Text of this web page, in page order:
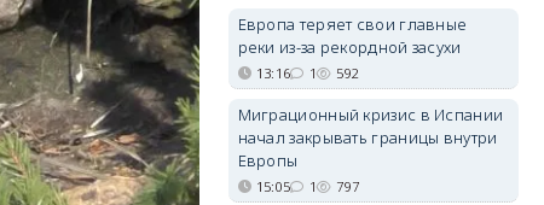
Европа теряет свои главные
реки из-за рекордной засухи
13:16 1 592
Миграционный кризис в Испании
начал закрывать границы внутри
Европы
15:05 1 797